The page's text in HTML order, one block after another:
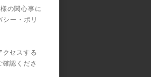
ださい!!
ン
の関心事に
ー・ポリ
クセスする
認くださ